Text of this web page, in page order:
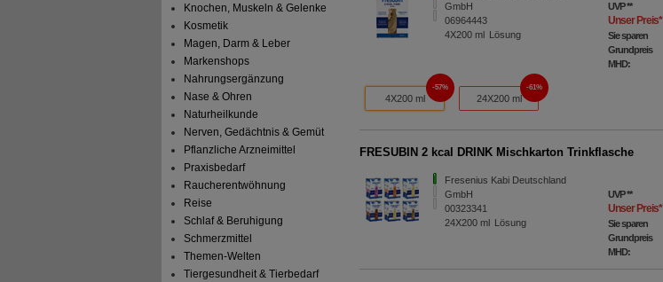
Knochen, Muskeln & Gelenke
Kosmetik
Magen, Darm & Leber
Markenshops
Nahrungsergänzung
Nase & Ohren
Naturheilkunde
Nerven, Gedächtnis & Gemüt
Pflanzliche Arzneimittel
Praxisbedarf
Raucherentwöhnung
Reise
Schlaf & Beruhigung
Schmerzmittel
Themen-Welten
Tiergesundheit & Tierbedarf
GmbH
06964443
4X200 ml Lösung
UVP**
Unser Preis*
Sie sparen
Grundpreis
MHD:
4X200 ml
57%
24X200 ml
61%
FRESUBIN 2 kcal DRINK Mischkarton Trinkflasche
Fresenius Kabi Deutschland
GmbH
00323341
24X200 ml Lösung
UVP**
Unser Preis*
Sie sparen
Grundpreis
MHD: